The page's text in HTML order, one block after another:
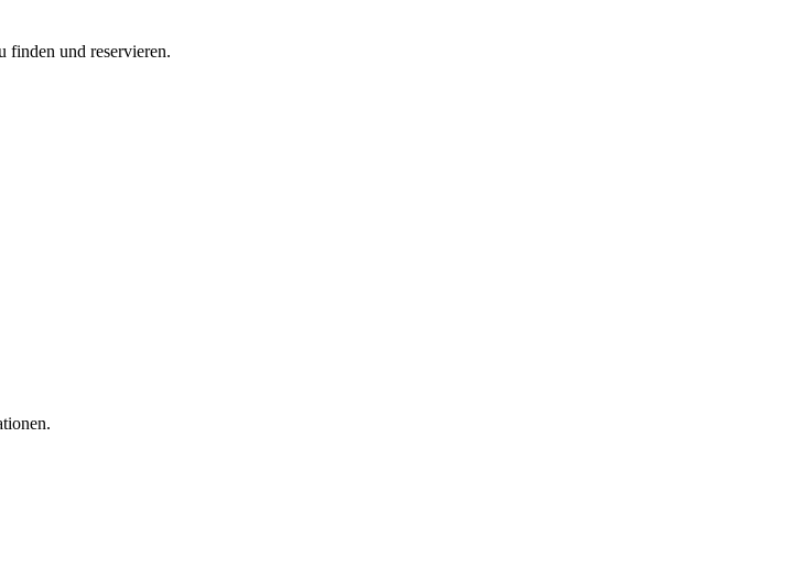
finden und reservieren.